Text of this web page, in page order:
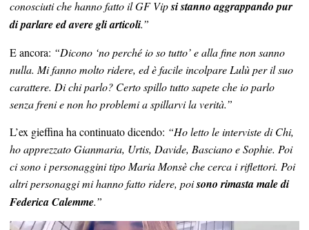
conosciuti che hanno fatto il GF Vipsi stanno aggrappando pur
di parlare ed avere gli articoli.”
E ancora: “Dicono ‘no perché io so tutto’ e alla fine non sanno
nulla. Mi fanno molto ridere, ed è facile incolpare Lulù per il suo
carattere. Di chi parlo? Certo spillo tutto sapete che io parlo
senza freni e non ho problemi a spillarvi la verità.”
L’ex gieffina ha continuato dicendo: “Ho letto le interviste di Chi,
ho apprezzato Gianmaria, Urtis, Davide, Basciano e Sophie. Poi
ci sono i personaggini tipo Maria Monsè che cerca i riflettori. Poi
altri personaggi mi hanno fatto ridere, poisono rimasta male di
Federica Calemme.”